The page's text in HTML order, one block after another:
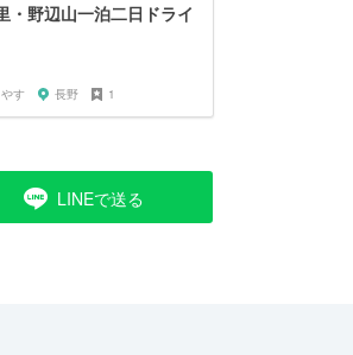
・野辺山一泊二日ドライ
やす 長野 1
LINEで送る